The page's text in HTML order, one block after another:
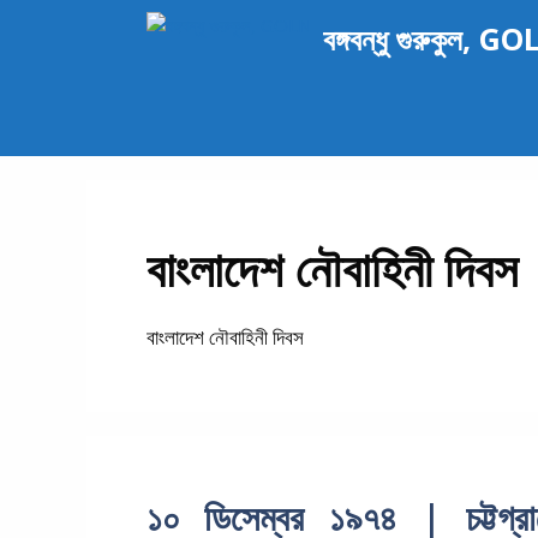
বঙ্গবন্ধু গুরুকুল,
বাংলাদেশ নৌবাহিনী দিবস
বাংলাদেশ নৌবাহিনী দিবস
১০ ডিসেম্বর ১৯৭৪ |